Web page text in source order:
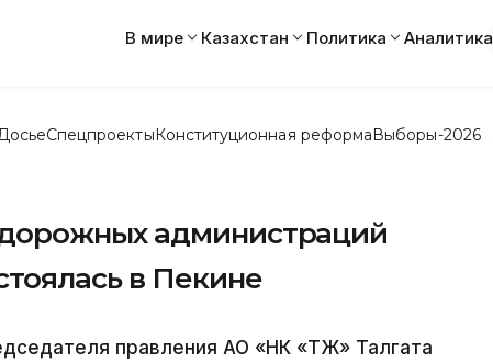
В мире Казахстан Политика Аналитика
ДосьеСпецпроектыКонституционная реформаВыборы-2026
администраций
в Пекине
правления АО «НК «ҚТЖ» Талгата